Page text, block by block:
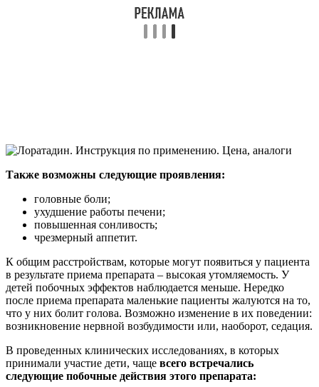
Также возможны следующие проявления:
головные боли;
ухудшение работы печени;
повышенная сонливость;
чрезмерный аппетит.
К общим расстройствам, которые могут появиться у пациента
в результате приема препарата – высокая утомляемость. У
детей побочных эффектов наблюдается меньше. Нередко
после приема препарата маленькие пациенты жалуются на то,
что у них болит голова. Возможно изменение в их поведении:
возникновение нервной возбудимости или, наоборот, седация.
В проведенных клинических исследованиях, в которых
принимали участие дети, чаще всего встречались
следующие побочные действия этого препарата: